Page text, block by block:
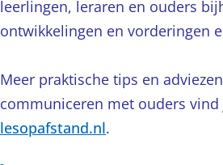
leerlingen, leraren en ouders
ontwikkelingen en vorderingen
Meer praktische tips en
communiceren met ouders vind
lesopafstand.nl.